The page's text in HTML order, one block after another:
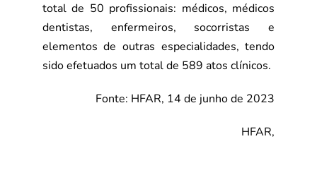
total de 50 profissionais: médicos, médicos
dentistas, enfermeiros, socorristas e
elementos de outras especialidades, tendo
sido efetuados um total de 589 atos clínicos.
Fonte: HFAR, 14 de junho de 2023
HFAR,